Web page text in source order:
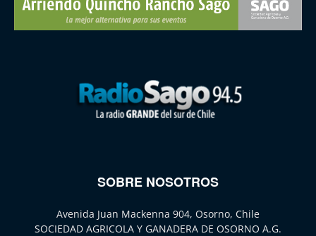
SOBRE NOSOTROS
Avenida Juan Mackenna 904, Osorno, Chile
SOCIEDAD AGRICOLA Y GANADERA DE OSORNO A.G.